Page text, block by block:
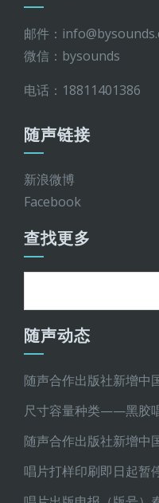
邮件：
微信：bysounds
电话：18811401386
随声链接
新浪微博
Facebook
查找更多
随声动态
随声合作出版社新增中
尺寸容量种类——黑胶
随声合作出版社新增中
唱片打样印刷即日起暂